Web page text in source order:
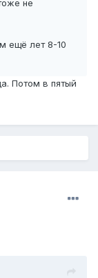
не
ещё лет 8-10
Потом в пятый